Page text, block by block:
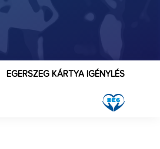
EGERSZEG KÁRTYA IGÉNYLÉS